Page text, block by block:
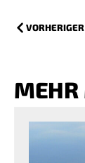
VORHERIGER
MEHR